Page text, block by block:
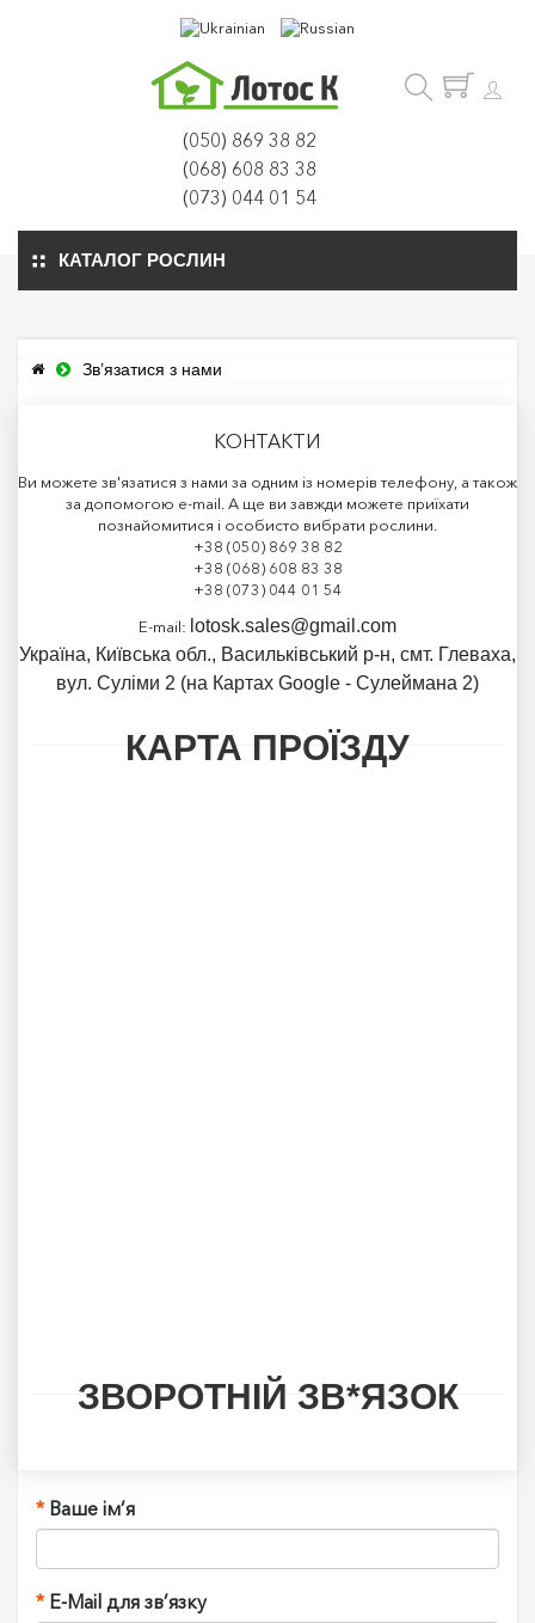
(050) 869 38 82
(068) 608 83 38
(073) 044 01 54
КАТАЛОГ РОСЛИН
Зв’язатися з нами
КОНТАКТИ
Ви можете зв'язатися з нами за одним із номерів телефону, а також
за допомогою e-mail. А ще ви завжди можете приїхати
познайомитися і особисто вибрати рослини.
+38 (050) 869 38 82
+38 (068) 608 83 38
+38 (073) 044 01 54
E-mail: lotosk.sales@gmail.com
Українa, Київська обл., Васильківський р-н, смт. Глеваха,
вул. Суліми 2 (на Картах Google - Сулеймана 2)
КАРТА ПРОЇЗДУ
ЗВОРОТНІЙ ЗВ*ЯЗОК
Ваше ім’я
E-Mail для зв’язку